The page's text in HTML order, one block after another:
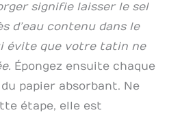
signifie laisser le sel
d’eau contenu dans le
évite que votre tatin ne
Épongez ensuite chaque
papier absorbant. Ne
étape, elle est